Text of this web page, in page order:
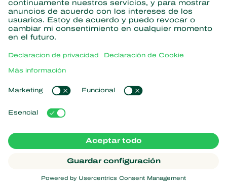
Partners with Nature
Avispas parasitoides
Nematodos benéficos
Microorganismos benéficos
Protección de cultivos
Acerca de Koppert
Noticias e información
Trabajar en Koppert
Contáctanos
Enlaces populares
Experiencias de los usuarios
Koppert Global
Administrar cookies
Declaración sobre el uso de cookies